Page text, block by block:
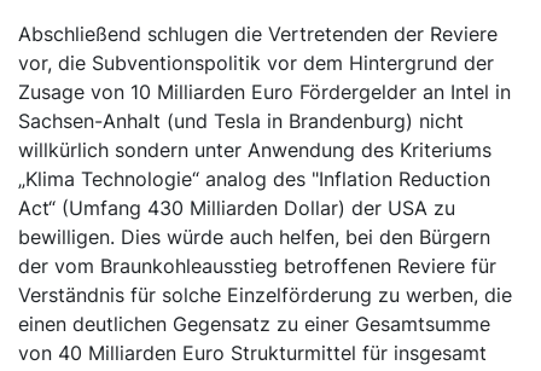
Abschließend schlugen die Vertretenden der Reviere
vor, die Subventionspolitik vor dem Hintergrund der
Zusage von 10 Milliarden Euro Fördergelder an Intel in
Sachsen-Anhalt (und Tesla in Brandenburg) nicht
willkürlich sondern unter Anwendung des Kriteriums
„Klima Technologie“ analog des "Inflation Reduction
Act“ (Umfang 430 Milliarden Dollar) der USA zu
bewilligen. Dies würde auch helfen, bei den Bürgern
der vom Braunkohleausstieg betroffenen Reviere für
Verständnis für solche Einzelförderung zu werben, die
einen deutlichen Gegensatz zu einer Gesamtsumme
von 40 Milliarden Euro Strukturmittel für insgesamt